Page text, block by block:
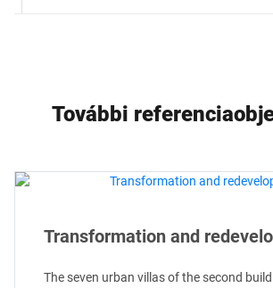
További
Transformation and
The seven urban villas of the second